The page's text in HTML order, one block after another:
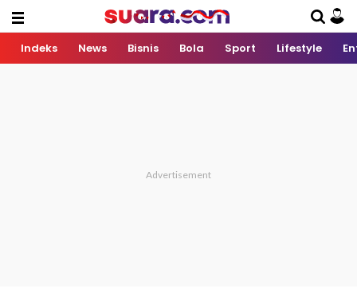
Indeks News Bisnis Bola Sport Lifestyle